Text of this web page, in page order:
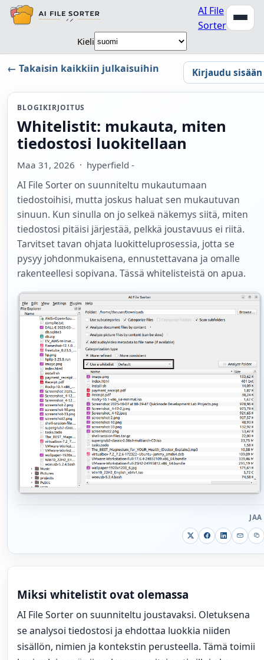
AI File
Sorter
Kieli
← Takaisin kaikkiin julkaisuihin Kirjaudu sisään
BLOGIKIRJOITUS
Whitelistit: mukauta, miten
tiedostosi luokitellaan
Maa 31, 2026 · hyperfield -
AI File Sorter on suunniteltu mukautumaan
tiedostoihisi, mutta joskus haluat sen mukautuvan
sinuun. Kun sinulla on jo selkeä näkemys siitä, miten
tiedostosi pitäisi järjestää, pelkkä joustavuus ei riitä.
Tarvitset tavan ohjata luokitteluprosessia, jotta se
pysyy johdonmukaisena, ennustettavana ja omalle
rakenteellesi sopivana. Tässä whitelisteistä on apua.
JAA
Miksi whitelistit ovat olemassa
AI File Sorter on suunniteltu joustavaksi. Oletuksena
se analysoi tiedostosi ja ehdottaa luokkia niiden
sisällön, nimien ja kontekstin perusteella. Tämä toimii